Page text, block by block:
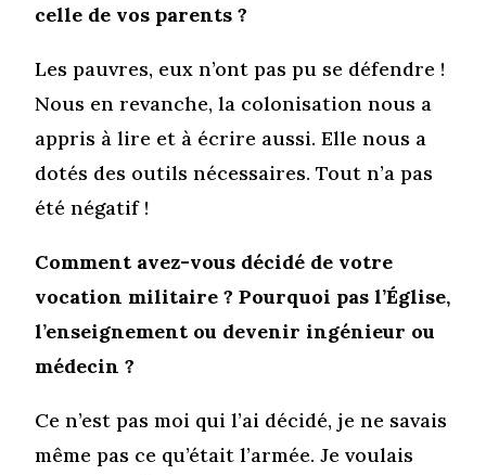
celle de vos parents ?
Les pauvres, eux n’ont pas pu se défendre !
Nous en revanche, la colonisation nous a
appris à lire et à écrire aussi. Elle nous a
dotés des outils nécessaires. Tout n’a pas
été négatif !
Comment avez-vous décidé de votre
vocation militaire ? Pourquoi pas l’Église,
l’enseignement ou devenir ingénieur ou
médecin ?
Ce n’est pas moi qui l’ai décidé, je ne savais
même pas ce qu’était l’armée. Je voulais